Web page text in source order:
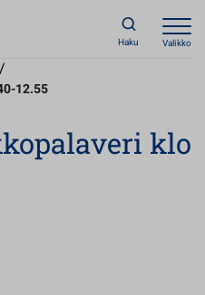
Haku Valikko
/
12.55
klo